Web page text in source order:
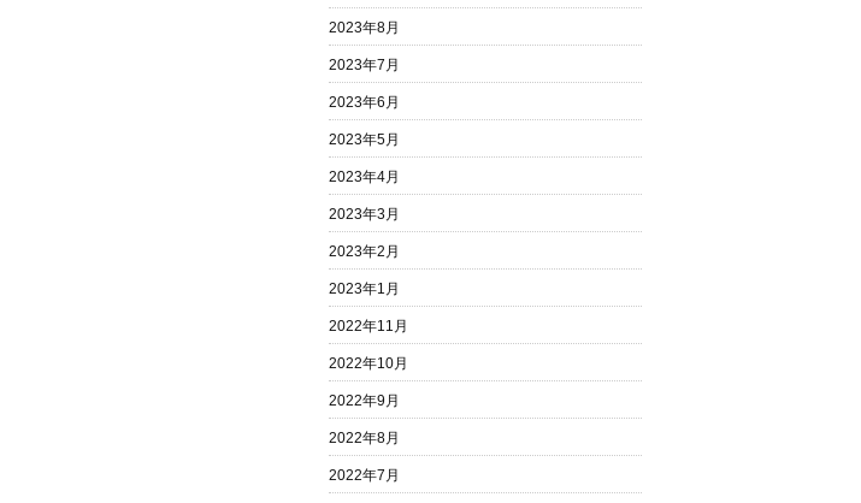
2023年8月
2023年7月
2023年6月
2023年5月
2023年4月
2023年3月
2023年2月
2023年1月
2022年11月
2022年10月
2022年9月
2022年8月
2022年7月